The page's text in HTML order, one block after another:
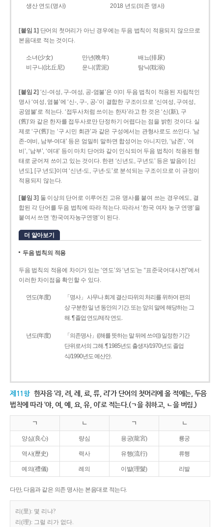
생산 연도(명사)
2018 년도(의존 명사)
[붙임 1] 단어의 첫머리가 아닌 경우에는 두음 법칙이 적용되지 않으므로
본음대로 적는 것이다.
소녀(少女) 만년(晩年)
배뇨(排尿)
비구니(比丘尼)
운니(雲泥) 탐닉(耽溺)
[붙임 2] ‘신-여성, 구-여성, 공-염불’은 이미 두음 법칙이 적용된 자립적인
명사 ‘여성, 염불’에 ‘신-, 구-, 공-’이 결합한 구조이므로 ‘신여성, 구여성,
공염불’로 적는다. ‘접두사처럼 쓰이는 한자’라고 한 것은 ‘신(新), 구
(舊)’와 같은 한자를 접두사로만 단정하기 어렵다는 점을 밝힌 것이다. 실
제로 ‘구(舊)’는 ‘구 시민 회관’과 같은 구성에서는 관형사로도 쓰인다. ‘남
존­-여비, 남부-­여대’ 등은 엄밀히 말하면 합성어는 아니지만, ‘남존’, ‘여
비’, ‘남부’, ‘여대’ 등이 마치 단어와 같이 인식되어 두음 법칙이 적용된 형
태로 굳어져 쓰이고 있는 것이다. 한편 ‘신년도, 구년도’ 등은 발음이 [신
년도], [구ː년도]이며 ‘신년­-도, 구년-­도’로 분석되는 구조이므로 이 규정이
적용되지 않는다.
[붙임 3] 둘 이상의 단어로 이루어진 고유 명사를 붙여 쓰는 경우에도, 결
합된 각 단어를 두음 법칙에 따라 적는다. 따라서 ‘한국 여자 농구 연맹’을
붙여서 쓰면 ‘한국여자농구연맹’이 된다.
더 알아보기
두음 법칙의 적용
두음 법칙의 적용에 차이가 있는 ‘연도’와 ‘년도’는 “표준국어대사전”에서
이러한 차이점을 확인할 수 있다.
연도(年度)
「명사」 사무나 회계 결산 따위의 처리를 위하여 편의
상 구분한 일 년 동안의 기간. 또는 앞의 말에 해당하는 그
해. ¶ 졸업 연도/제작 연도.
년도(年度)
「의존명사」((해를 뜻하는 말 뒤에 쓰여)) 일정한 기간
단위로서의 그해. ¶ 1985년도 출생자/1970년도 졸업
식/1990년도 예산안.
제11항 한자음 ‘랴, 려, 례, 료, 류, 리’가 단어의 첫머리에 올 적에는, 두음
법칙에 따라 ‘야, 여, 예, 요, 유, 이’로 적는다.(ㄱ을 취하고, ㄴ을 버림.)
ㄱ ㄴ ㄱ ㄴ
양심(良心) 량심 용궁(龍宮) 룡궁
역사(歷史) 력사 유행(流行) 류행
예의(禮儀) 례의 이발(理髮) 리발
다만, 다음과 같은 의존 명사는 본음대로 적는다.
리(里): 몇 리냐?
리(理): 그럴 리가 없다.